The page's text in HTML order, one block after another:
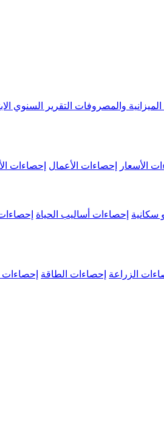
الميزانية والمصروفات التقرير السنوي
الأسعار إحصاءات الأعمال إحصاءات
سكانية إحصاءات أساليب الحياة
الزراعة إحصاءات الطاقة إحصاءات